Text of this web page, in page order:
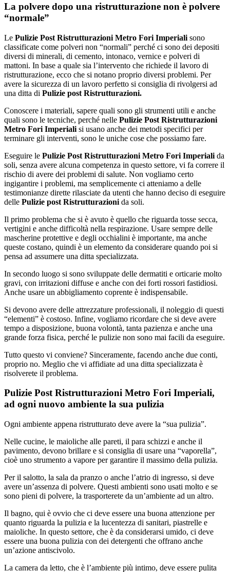
La polvere dopo una ristrutturazione non è polvere
“normale”
Le Pulizie Post Ristrutturazioni Metro Fori Imperiali sono
classificate come polveri non “normali” perché ci sono dei depositi
diversi di minerali, di cemento, intonaco, vernice e polveri di
mattoni. In base a quale sia l’intervento che richiede il lavoro di
ristrutturazione, ecco che si notano proprio diversi problemi. Per
avere la sicurezza di un lavoro perfetto si consiglia di rivolgersi ad
una ditta di Pulizie post Ristrutturazioni.
Conoscere i materiali, sapere quali sono gli strumenti utili e anche
quali sono le tecniche, perché nelle Pulizie Post Ristrutturazioni
Metro Fori Imperiali si usano anche dei metodi specifici per
terminare gli interventi, sono le uniche cose che possiamo fare.
Eseguire le Pulizie Post Ristrutturazioni Metro Fori Imperiali da
soli, senza avere alcuna competenza in questo settore, vi fa correre il
rischio di avere dei problemi di salute. Non vogliamo certo
ingigantire i problemi, ma semplicemente ci atteniamo a delle
testimonianze dirette rilasciate da utenti che hanno deciso di eseguire
delle Pulizie post Ristrutturazioni da soli.
Il primo problema che si è avuto è quello che riguarda tosse secca,
vertigini e anche difficoltà nella respirazione. Usare sempre delle
mascherine protettive e degli occhialini è importante, ma anche
queste costano, quindi è un elemento da considerare quando poi si
pensa ad assumere una ditta specializzata.
In secondo luogo si sono sviluppate delle dermatiti e orticarie molto
gravi, con irritazioni diffuse e anche con dei forti rossori fastidiosi.
Anche usare un abbigliamento coprente è indispensabile.
Si devono avere delle attrezzature professionali, il noleggio di questi
“elementi” è costoso. Infine, vogliamo ricordare che si deve avere
tempo a disposizione, buona volontà, tanta pazienza e anche una
grande forza fisica, perché le pulizie non sono mai facili da eseguire.
Tutto questo vi conviene? Sinceramente, facendo anche due conti,
proprio no. Meglio che vi affidiate ad una ditta specializzata è
risolverete il problema.
Pulizie Post Ristrutturazioni Metro Fori Imperiali,
ad ogni nuovo ambiente la sua pulizia
Ogni ambiente appena ristrutturato deve avere la “sua pulizia”.
Nelle cucine, le maioliche alle pareti, il para schizzi e anche il
pavimento, devono brillare e si consiglia di usare una “vaporella”,
cioè uno strumento a vapore per garantire il massimo della pulizia.
Per il salotto, la sala da pranzo o anche l’atrio di ingresso, si deve
avere un’assenza di polvere. Questi ambienti sono usati molto e se
sono pieni di polvere, la trasporterete da un’ambiente ad un altro.
Il bagno, qui è ovvio che ci deve essere una buona attenzione per
quanto riguarda la pulizia e la lucentezza di sanitari, piastrelle e
maioliche. In questo settore, che è da considerarsi umido, ci deve
essere una buona pulizia con dei detergenti che offrano anche
un’azione antiscivolo.
La camera da letto, che è l’ambiente più intimo, deve essere pulita